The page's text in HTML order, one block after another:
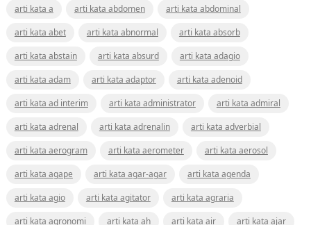
arti kata a arti kata abdomen
arti kata abdominal
arti kata abet
arti kata abnormal
arti kata absorb
arti kata abstain
arti kata absurd
arti kata adagio
arti kata adam
arti kata adaptor
arti kata adenoid
arti kata ad interim
arti kata administrator
arti kata admiral
arti kata adrenal
arti kata adrenalin
arti kata adverbial
arti kata aerogram
arti kata aerometer
arti kata aerosol
arti kata agape
arti kata agar-agar
arti kata agenda
arti kata agio
arti kata agitator
arti kata agraria
arti kata agronomi
arti kata ah arti kata air
arti kata ajar